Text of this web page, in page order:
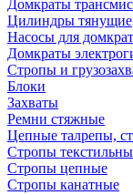
Домкраты
Цилиндры тянущие
Насосы для
Домкраты
Стропы и
Блоки
Захваты
Ремни стяжные
Цепные талрепы,
Стропы
Стропы цепные
Стропы канатные